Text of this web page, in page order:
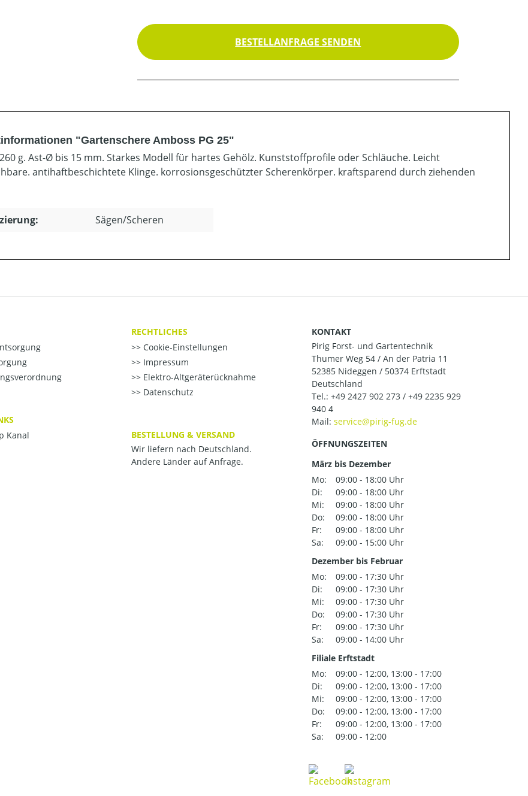
BESTELLANFRAGE SENDEN
"Gartenschere Amboss PG 25"
g. Ast-Ø bis 15 mm. Starkes Modell für hartes Gehölz. Kunststoffprofile oder Schläuche. Leicht
antihaftbeschichtete Klinge. korrosionsgeschützter Scherenkörper. kraftsparend durch ziehenden
Sägen/Scheren
Kanal
RECHTLICHES
Cookie-Einstellungen
Impressum
Elektro-Altgeräterücknahme
Datenschutz
BESTELLUNG & VERSAND
Wir liefern nach Deutschland.
Andere Länder auf Anfrage.
KONTAKT
Pirig Forst- und Gartentechnik
Thumer Weg 54 / An der Patria 11
52385 Nideggen / 50374 Erftstadt
Deutschland
Tel.: +49 2427 902 273 / +49 2235 929
940 4
Mail:
ÖFFNUNGSZEITEN
März bis Dezember
Mo:
09:00 - 18:00 Uhr
Di:
09:00 - 18:00 Uhr
Mi:
09:00 - 18:00 Uhr
Do:
09:00 - 18:00 Uhr
Fr:
09:00 - 18:00 Uhr
Sa:
09:00 - 15:00 Uhr
Dezember bis Februar
Mo:
09:00 - 17:30 Uhr
Di:
09:00 - 17:30 Uhr
Mi:
09:00 - 17:30 Uhr
Do:
09:00 - 17:30 Uhr
Fr:
09:00 - 17:30 Uhr
Sa:
09:00 - 14:00 Uhr
Filiale Erftstadt
Mo:
09:00 - 12:00, 13:00 - 17:00
Di:
09:00 - 12:00, 13:00 - 17:00
Mi:
09:00 - 12:00, 13:00 - 17:00
Do:
09:00 - 12:00, 13:00 - 17:00
Fr:
09:00 - 12:00, 13:00 - 17:00
Sa:
09:00 - 12:00